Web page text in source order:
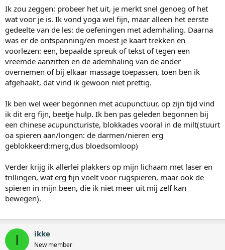
Ik zou zeggen: probeer het uit, je merkt snel genoeg of het
wat voor je is. Ik vond yoga wel fijn, maar alleen het eerste
gedeelte van de les: de oefeningen met ademhaling. Daarna
was er de ontspanning/en moest je kaart trekken en
voorlezen: een, bepaalde spreuk of tekst of tegen een
vreemde aanzitten en de ademhaling van de ander
overnemen of bij elkaar massage toepassen, toen ben ik
afgehaakt, dat vind ik gewoon niet prettig.
Ik ben wel weer begonnen met acupunctuur, op zijn tijd vind
ik dit erg fijn, beetje hulp. Ik ben pas geleden begonnen bij
een chinese acupuncturiste, blokkades vooral in de milt(stuurt
oa spieren aan/longen: de darmen/nieren erg
geblokkeerd:merg,dus bloedsomloop)
Verder krijg ik allerlei plakkers op mijn lichaam met laser en
trillingen, wat erg fijn voelt voor rugspieren, maar ook de
spieren in mijn been, die ik niet meer uit mij zelf kan
bewegen).
I ikke
New member